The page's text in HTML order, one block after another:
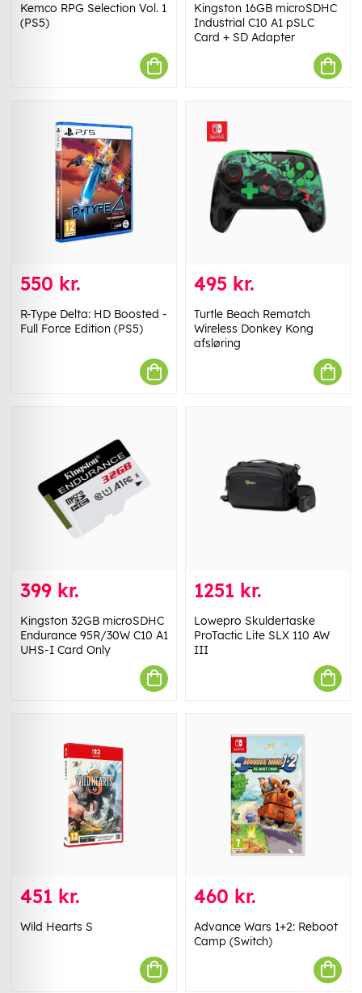
Kemco RPG Selection Vol. 1
(PS5)
Kingston 16GB microSDHC
Industrial C10 A1 pSLC
Card + SD Adapter
550 kr.
R-Type Delta: HD Boosted -
Full Force Edition (PS5)
495 kr.
Turtle Beach Rematch
Wireless Donkey Kong
afsløring
399 kr.
Kingston 32GB microSDHC
Endurance 95R/30W C10 A1
UHS-I Card Only
1251 kr.
Lowepro Skuldertaske
ProTactic Lite SLX 110 AW
III
451 kr.
Wild Hearts S
460 kr.
Advance Wars 1+2: Reboot
Camp (Switch)